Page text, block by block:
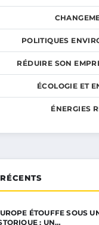
POLITIQUES
RÉDUIRE SON
ÉCOLOGIE ET
ÉNERGIES
ÉTOUFFE SOUS
: UN…